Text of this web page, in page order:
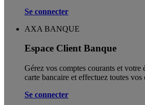
Se connecter
AXA BANQUE
Espace Client Banque
Gérez vos comptes courants et votre
carte bancaire et effectuez toutes vos
Se connecter